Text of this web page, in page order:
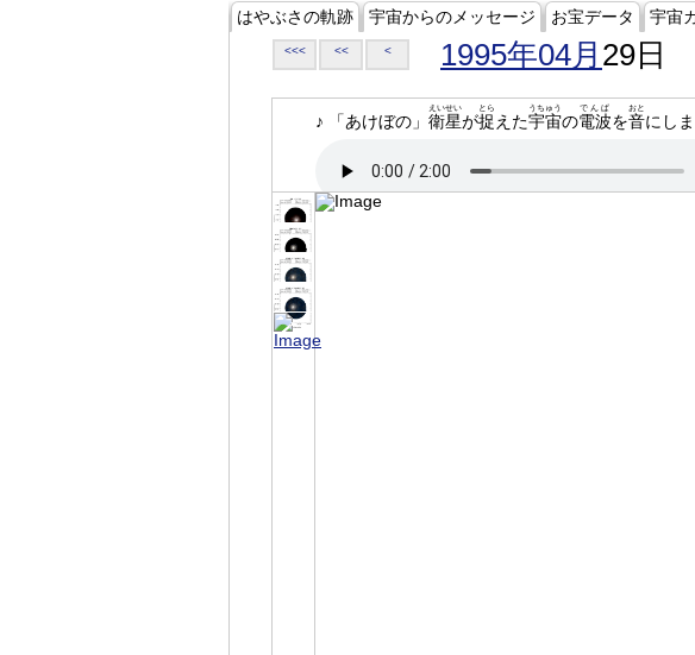
はやぶさの軌跡 宇宙からのメッセージ お宝データ 宇宙
<<< << < 1995年04月 29日
♪ 「あけぼの」 衛星
えいせい
が捉
とら
えた宇宙
うちゅう
の電波
でんぱ
を音
おと
にしま